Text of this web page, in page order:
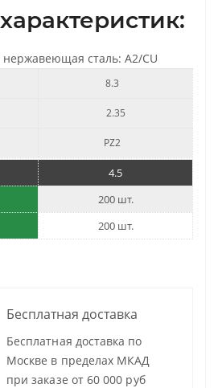
сталь: A2/CU
8.3
2.35
PZ2
4.5
200 шт.
200 шт.
Бесплатная доставка
Бесплатная доставка по
Москве в пределах МКАД
при заказе от 60 000 руб